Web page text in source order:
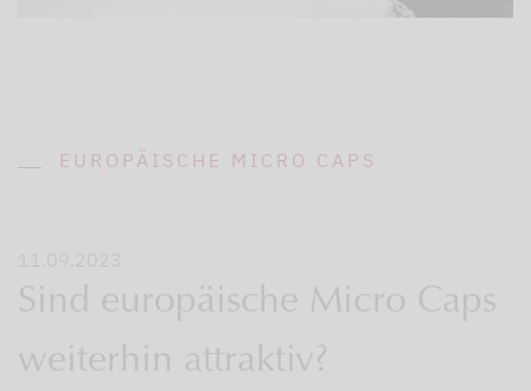
EUROPÄISCHE MICRO CAPS
11.09.2023
Sind europäische Micro Caps
weiterhin attraktiv?